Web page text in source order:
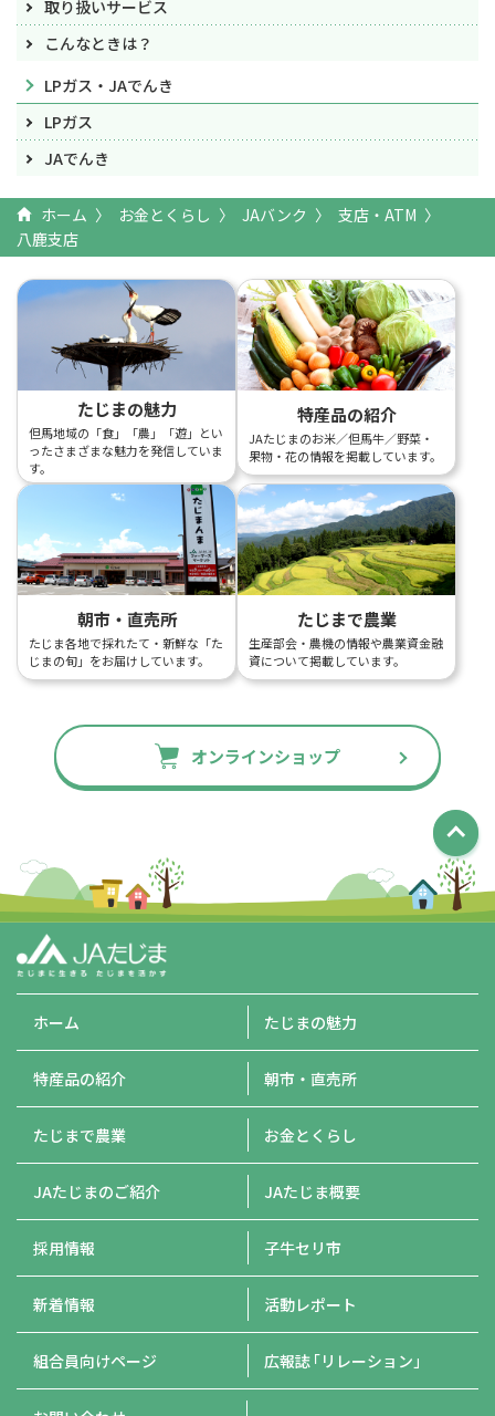
取り扱いサービス
こんなときは？
LPガス・JAでんき
LPガス
JAでんき
ホーム お金とくらし JAバンク
支店・ATM
八鹿支店
たじまの魅力
但馬地域の「食」「農」「遊」とい
ったさまざまな魅力を発信していま
す。
特産品の紹介
JAたじまのお米／但馬牛／野菜・
果物・花の情報を掲載しています。
朝市・直売所
たじま各地で採れたて・新鮮な「た
じまの旬」をお届けしています。
たじまで農業
生産部会・農機の情報や農業資金融
資について掲載しています。
オンラインショップ
ホーム たじまの魅力
特産品の紹介 朝市・直売所
たじまで農業 お金とくらし
JAたじまのご紹介 JAたじま概要
採用情報 子牛セリ市
新着情報 活動レポート
組合員向けページ 広報誌「リレーション」